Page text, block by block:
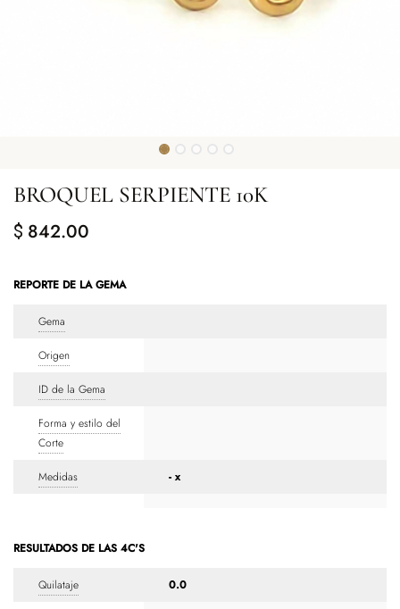
BROQUEL SERPIENTE 10K
$ 842.00
REPORTE DE LA GEMA
Gema
Origen
ID de la Gema
Forma y estilo del
Corte
Medidas - x
RESULTADOS DE LAS 4C'S
Quilataje 0.0